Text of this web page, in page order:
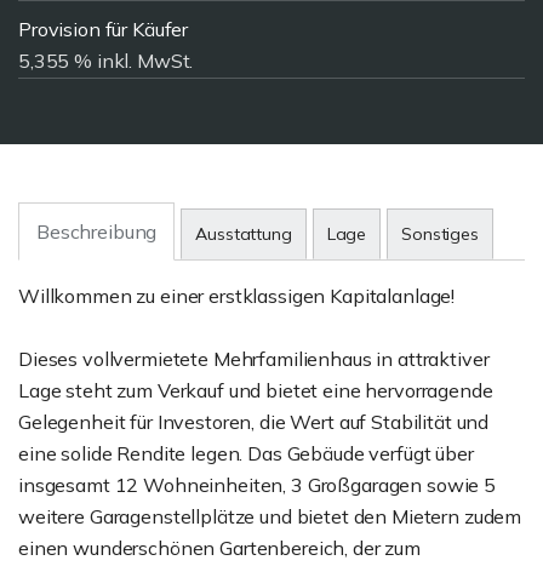
Provision für Käufer
5,355 % inkl. MwSt.
Beschreibung Ausstattung Lage Sonstiges
Willkommen zu einer erstklassigen Kapitalanlage!
Dieses vollvermietete Mehrfamilienhaus in attraktiver
Lage steht zum Verkauf und bietet eine hervorragende
Gelegenheit für Investoren, die Wert auf Stabilität und
eine solide Rendite legen. Das Gebäude verfügt über
insgesamt 12 Wohneinheiten, 3 Großgaragen sowie 5
weitere Garagenstellplätze und bietet den Mietern zudem
einen wunderschönen Gartenbereich, der zum